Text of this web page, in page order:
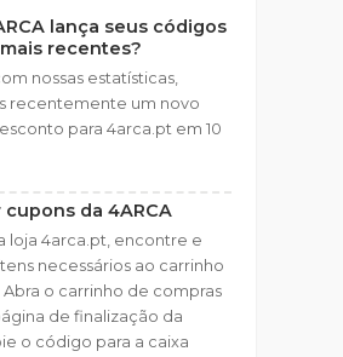
lança seus códigos
recentes?
nossas estatísticas,
recentemente um novo
para 4arca.pt em 10
cupons da 4ARCA
loja 4arca.pt, encontre e
necessários ao carrinho
o carrinho de compras
de finalização da
o código para a caixa